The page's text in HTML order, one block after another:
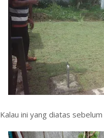
Kalau ini yang diatas